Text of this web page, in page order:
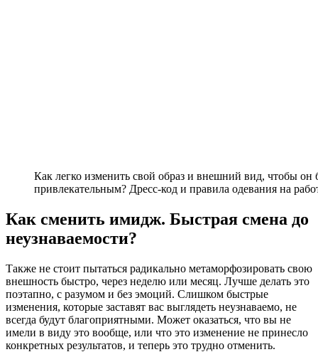
Как легко изменить свой образ и внешний вид, чтобы он
привлекательным? Дресс-код и правила одевания на
Как сменить имидж. Быстрая смена до
неузнаваемости?
Также не стоит пытаться радикально метаморфозировать свою
внешность быстро, через неделю или месяц. Лучше делать это
поэтапно, с разумом и без эмоций. Слишком быстрые
изменения, которые заставят вас выглядеть неузнаваемо, не
всегда будут благоприятными. Может оказаться, что вы не
имели в виду это вообще, или что это изменение не принесло
конкретных результатов, и теперь это трудно отменить.